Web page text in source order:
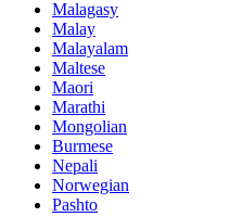
Malagasy
Malay
Malayalam
Maltese
Maori
Marathi
Mongolian
Burmese
Nepali
Norwegian
Pashto